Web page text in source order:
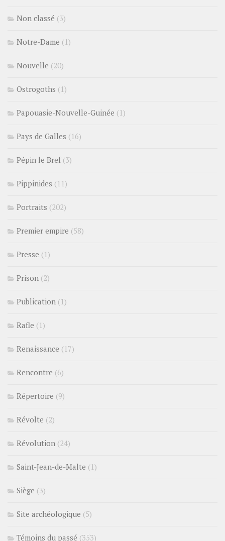
Non classé (3)
Notre-Dame (1)
Nouvelle (20)
Ostrogoths (1)
Papouasie-Nouvelle-Guinée (1)
Pays de Galles (16)
Pépin le Bref(3)
Pippinides (11)
Portraits (202)
Premier empire (58)
Presse (1)
Prison (2)
Publication (1)
Rafle (1)
Renaissance (17)
Rencontre (6)
Répertoire (9)
Révolte (2)
Révolution (24)
Saint-Jean-de-Malte (1)
Siège (3)
Site archéologique (5)
Témoins du passé (353)